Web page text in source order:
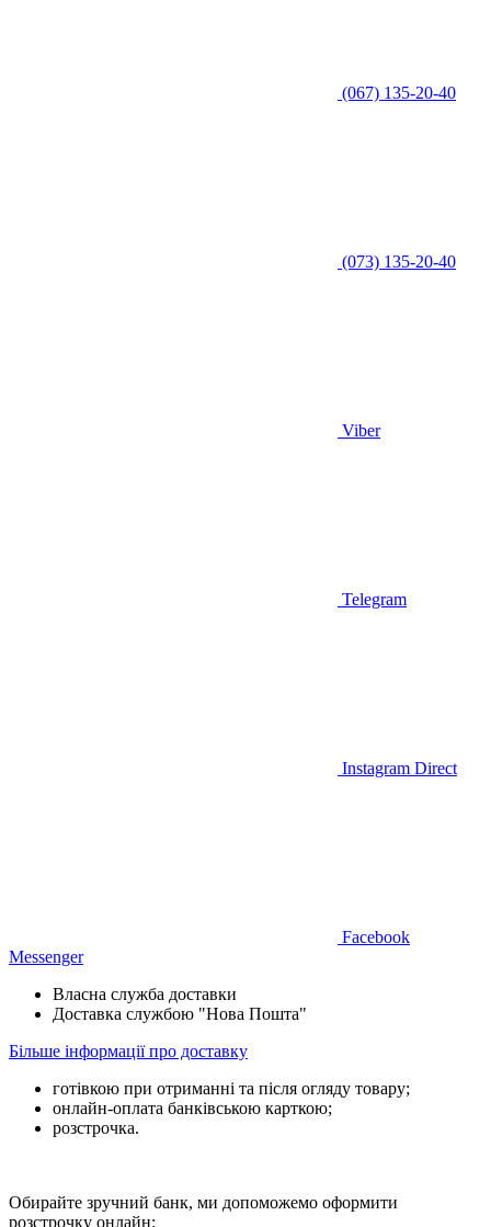
(067) 135-20-40
(073) 135-20-40
Viber
Telegram
Instagram Direct
Facebook
Messenger
Власна служба доставки
Доставка службою "Нова Пошта"
Більше інформації про доставку
готівкою при отриманні та після огляду товару;
онлайн-оплата банківською карткою;
розстрочка.
Обирайте зручний банк, ми допоможемо оформити
розстрочку онлайн: